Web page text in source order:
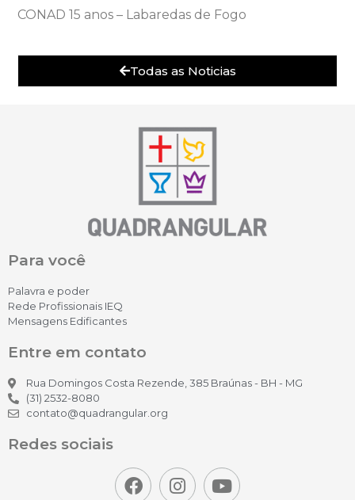
CONAD 15 anos – Labaredas de Fogo
Todas as Noticias
Para você
Palavra e poder
Rede Profissionais IEQ
Mensagens Edificantes
Entre em contato
Rua Domingos Costa Rezende, 385 Braúnas - BH - MG
(31) 2532-8080
contato@quadrangular.org
Redes sociais